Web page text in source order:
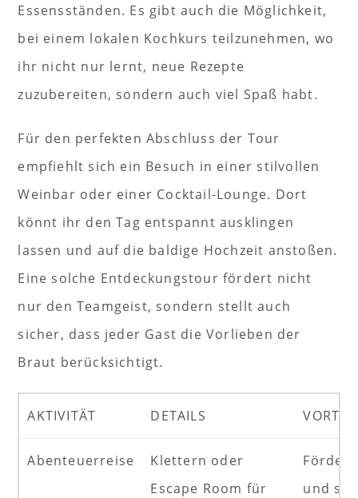
Essensständen. Es gibt auch die Möglichkeit,
bei einem lokalen Kochkurs teilzunehmen, wo
ihr nicht nur lernt, neue Rezepte
zuzubereiten, sondern auch viel Spaß habt.
Für den perfekten Abschluss der Tour
empfiehlt sich ein Besuch in einer stilvollen
Weinbar oder einer Cocktail-Lounge. Dort
könnt ihr den Tag entspannt ausklingen
lassen und auf die baldige Hochzeit anstoßen.
Eine solche Entdeckungstour fördert nicht
nur den Teamgeist, sondern stellt auch
sicher, dass jeder Gast die Vorlieben der
Braut berücksichtigt.
AKTIVITÄT DETAILS
Abenteuerreise
Klettern oder
Escape Room für
Fördert
und